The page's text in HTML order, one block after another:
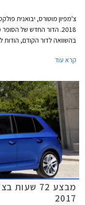
צ'מפיון מוטורס, יבואנית
2018. הדור החדש של
ובסיס הגלגלים התארך בלא פחות מ- 95 מ"מ לכדי
קרא עוד
מבצע 72
2017